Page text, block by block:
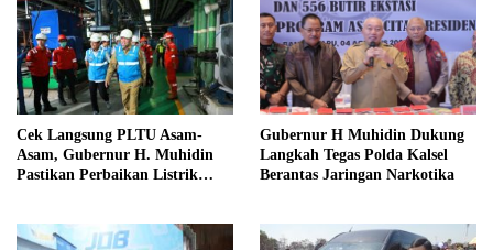
Cek Langsung PLTU Asam-
Asam, Gubernur H. Muhidin
Pastikan Perbaikan Listrik
Gubernur H Muhidin Dukung
Langkah Tegas Polda Kalsel
Berantas Jaringan Narkotika